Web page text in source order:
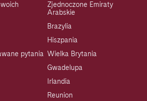
pytania
Zjednoczone Emiraty
Arabskie
Brazylia
Hiszpania
Wielka Brytania
Gwadelupa
Irlandia
Reunion